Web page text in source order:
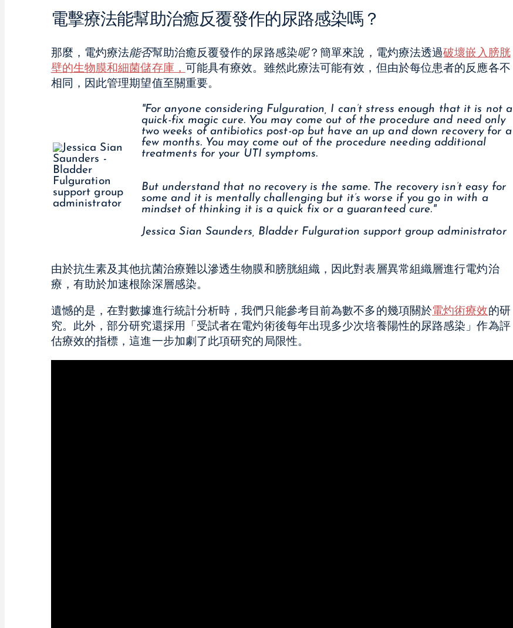
電擊療法能幫助治癒反覆發作的尿路感染嗎？
那麼，電灼療法能否幫助治癒反覆發作的尿路感染呢？簡單來說，電灼療法透過破壞嵌入膀胱
壁的生物膜和細菌儲存庫， 可能具有療效。雖然此療法可能有效，但由於每位患者的反應各不
相同，因此管理期望值至關重要。
"For anyone considering Fulguration, I can’t stress enough that it is not a
quick-fix magic cure. You may come out of the procedure and need only
two weeks of antibiotics post-op but have an up and down recovery for a
few months. You may come out of the procedure needing additional
treatments for your UTI symptoms.
But understand that no recovery is the same. The recovery isn’t easy for
some and it is mentally challenging but it’s worse if you go in with a
mindset of thinking it is a quick fix or a guaranteed cure."
Jessica Sian Saunders, Bladder Fulguration support group administrator
由於抗生素及其他抗菌治療難以滲透生物膜和膀胱組織，因此對表層異常組織層進行電灼治
療，有助於加速根除深層感染。
遺憾的是，在對數據進行統計分析時，我們只能參考目前為數不多的幾項關於電灼術療效的研
究。此外，部分研究還採用「受試者在電灼術後每年出現多少次培養陽性的尿路感染」作為評
估療效的指標，這進一步加劇了此項研究的局限性。